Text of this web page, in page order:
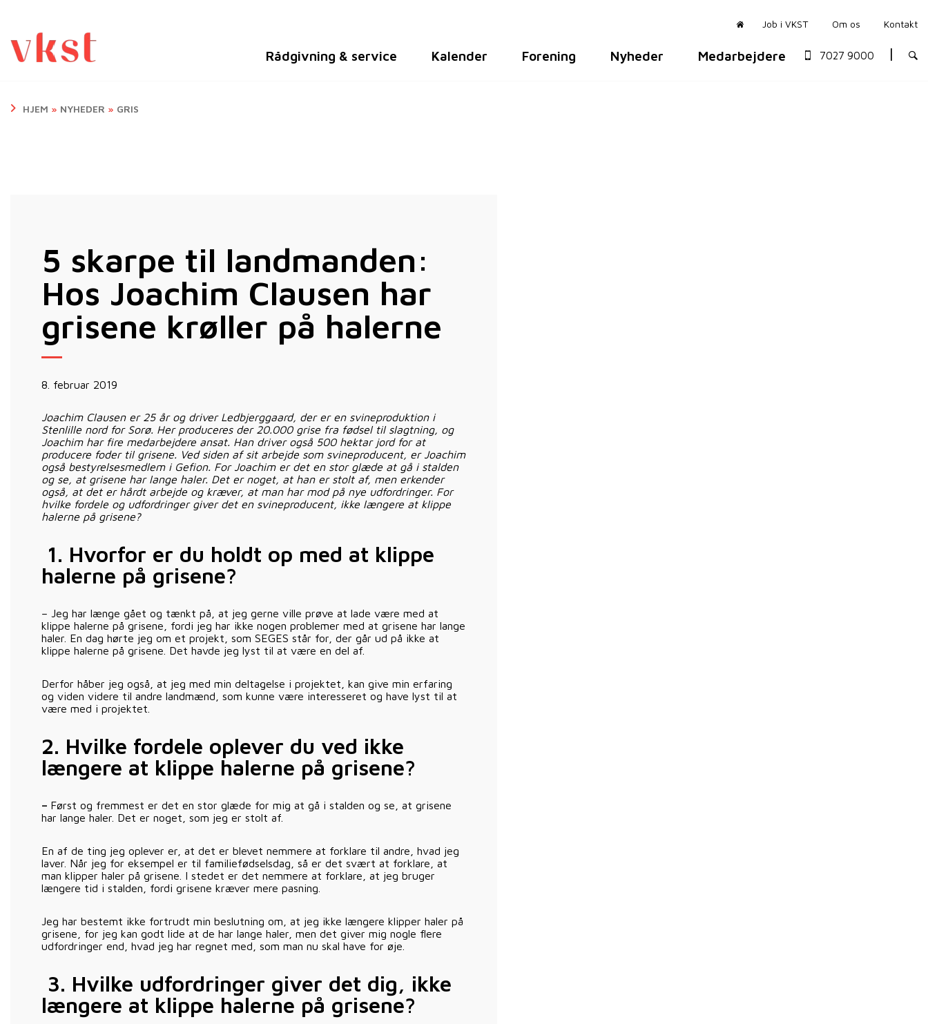
Job i VKST Om os Kontakt
Rådgivning & service Kalender Forening Nyheder Medarbejdere 7027 9000
HJEM » NYHEDER » GRIS
5 skarpe til landmanden:
Hos Joachim Clausen har
grisene krøller på halerne
8. februar 2019
Joachim Clausen er 25 år og driver Ledbjerggaard, der er en svineproduktion i
Stenlille nord for Sorø. Her produceres der 20.000 grise fra fødsel til slagtning, og
Joachim har fire medarbejdere ansat. Han driver også 500 hektar jord for at
producere foder til grisene. Ved siden af sit arbejde som svineproducent, er Joachim
også bestyrelsesmedlem i Gefion. For Joachim er det en stor glæde at gå i stalden
og se, at grisene har lange haler. Det er noget, at han er stolt af, men erkender
også, at det er hårdt arbejde og kræver, at man har mod på nye udfordringer. For
hvilke fordele og udfordringer giver det en svineproducent, ikke længere at klippe
halerne på grisene?
1. Hvorfor er du holdt op med at klippe
halerne på grisene?
– Jeg har længe gået og tænkt på, at jeg gerne ville prøve at lade være med at
klippe halerne på grisene, fordi jeg har ikke nogen problemer med at grisene har lange
haler. En dag hørte jeg om et projekt, som SEGES står for, der går ud på ikke at
klippe halerne på grisene. Det havde jeg lyst til at være en del af.
Derfor håber jeg også, at jeg med min deltagelse i projektet, kan give min erfaring
og viden videre til andre landmænd, som kunne være interesseret og have lyst til at
være med i projektet.
2. Hvilke fordele oplever du ved ikke
længere at klippe halerne på grisene?
– Først og fremmest er det en stor glæde for mig at gå i stalden og se, at grisene
har lange haler. Det er noget, som jeg er stolt af.
En af de ting jeg oplever er, at det er blevet nemmere at forklare til andre, hvad jeg
laver. Når jeg for eksempel er til familiefødselsdag, så er det svært at forklare, at
man klipper haler på grisene. I stedet er det nemmere at forklare, at jeg bruger
længere tid i stalden, fordi grisene kræver mere pasning.
Jeg har bestemt ikke fortrudt min beslutning om, at jeg ikke længere klipper haler på
grisene, for jeg kan godt lide at de har lange haler, men det giver mig nogle flere
udfordringer end, hvad jeg har regnet med, som man nu skal have for øje.
3. Hvilke udfordringer giver det dig, ikke
længere at klippe halerne på grisene?